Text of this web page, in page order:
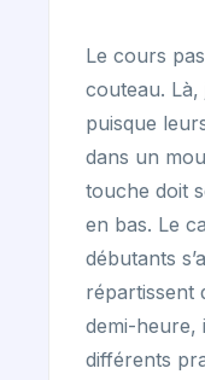
Le cours
couteau.
puisque
dans un
touche doit
en bas. Le
débutants
répartissent
demi-heure,
différents